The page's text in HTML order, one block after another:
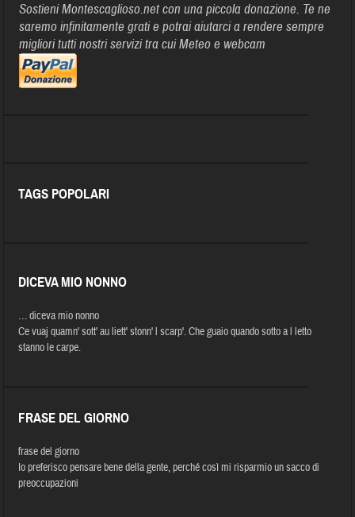
Sostieni Montescaglioso.net con una piccola donazione. Te ne
saremo infinitamente grati e potrai aiutarci a rendere sempre
migliori tutti nostri servizi tra cui Meteo e webcam
TAGS POPOLARI
DICEVA MIO NONNO
… diceva mio nonno
Ce vuaj quamn' sott' au liett' stonn' l scarp'. Che guaio quando sotto a l letto
stanno le carpe.
FRASE DEL GIORNO
frase del giorno
Io preferisco pensare bene della gente, perché così mi risparmio un sacco di
preoccupazioni